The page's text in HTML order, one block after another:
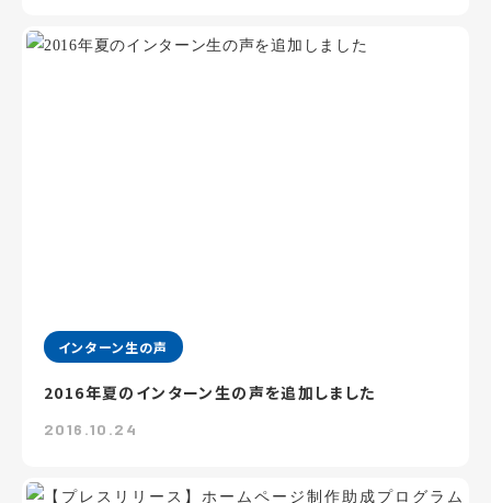
インターン生の声
2016年夏のインターン生の声を追加しました
2016.10.24